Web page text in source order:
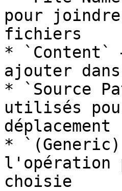
pour joindre
fichiers
* `Content`
ajouter
* `Source
utilisés
déplacement
*
l'opération
choisie